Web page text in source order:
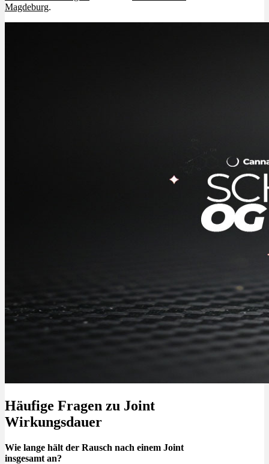
Magdeburg.
Häufige Fragen zu Joint
Wirkungsdauer
Wie lange hält der Rausch nach einem Joint
insgesamt an?